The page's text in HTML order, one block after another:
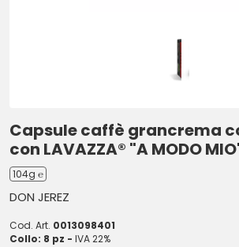
Capsule caffè grancrema
con LAVAZZA® "A MODO
104g ℮
DON JEREZ
Cod. Art. 0013098401
Collo: 8 pz - IVA 22%